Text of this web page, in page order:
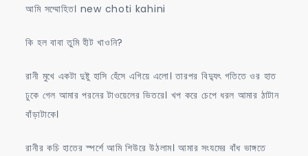
আমি সম্মোহিত। new choti kahini
কি হল বাবা তুমি হীট খাওনি?
রানী মুখে একটা দুষ্টু হাসি হেঁসে এগিয়ে এলো। তারপর বিদ্যুৎ গতিতে ওর হাত
ঢুকে গেল আমার পরনের টাওয়েলের ভিতরে। খপ করে চেপে ধরল আমার ঠাটান
বাঁড়াটাকে।
রানীর কচি হাতের স্পর্শে আমি শিউরে উঠলাম। আমার সংযমের বাঁধ ভাঙ্গতে